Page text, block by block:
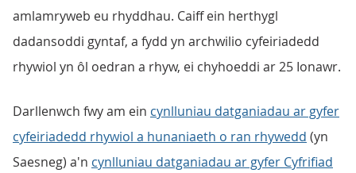
amlamryweb eu rhyddhau. Caiff ein herthygl
dadansoddi gyntaf, a fydd yn archwilio cyfeiriadedd
rhywiol yn ôl oedran a rhyw, ei chyhoeddi ar 25 Ionawr.
Darllenwch fwy am ein cynlluniau datganiadau ar gyfer
cyfeiriadedd rhywiol a hunaniaeth o ran rhywedd (yn
Saesneg) a'n cynlluniau datganiadau ar gyfer Cyfrifiad